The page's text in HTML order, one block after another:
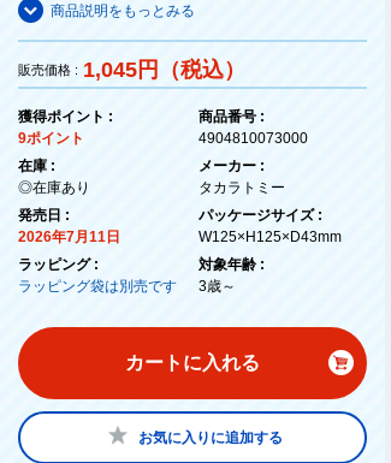
商品説明をもっとみる
販売価格 : 1,045円（税込）
獲得ポイント :
9ポイント
在庫 :
◎在庫あり
発売日 :
2026年7月11日
ラッピング :
ラッピング袋は別売です
商品番号 :
4904810073000
メーカー :
タカラトミー
パッケージサイズ :
W125×H125×D43mm
対象年齢 :
3歳～
カートに入れる
お気に入りに追加する